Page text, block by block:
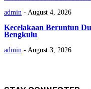
admin - August 4, 2026
Kecelakaan Beruntun
Bengkulu
admin - August 3, 2026